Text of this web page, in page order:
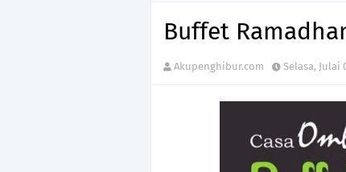
Buffet
Akupenghibur.com Selasa, Julai